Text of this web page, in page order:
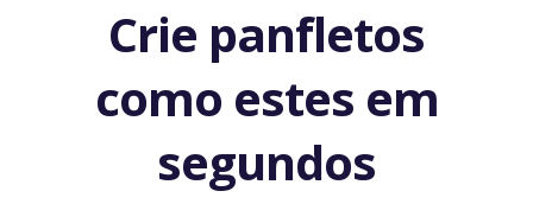
Crie panfletos
como estes em
segundos